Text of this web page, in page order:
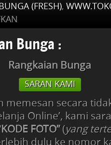
(FRESH),
(FRESH)
Bunga :
Rangkaian Bunga
SARAN KAMI
memesan secara
Online’, kami
KODE FOTO”(yang
dulu ke nomor